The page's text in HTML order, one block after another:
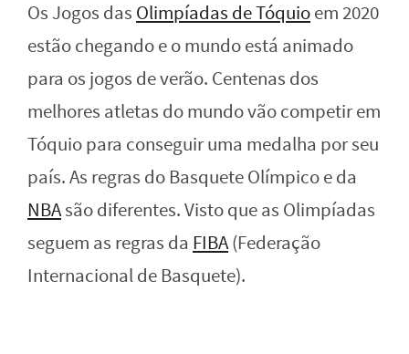
Os Jogos das Olimpíadas de Tóquioem 2020
estão chegando e o mundo está animado
para os jogos de verão. Centenas dos
melhores atletas do mundo vão competir em
Tóquio para conseguir uma medalha por seu
país. As regras do Basquete Olímpico e da
NBAsão diferentes. Visto que as Olimpíadas
seguem as regras da FIBA(Federação
Internacional de Basquete).